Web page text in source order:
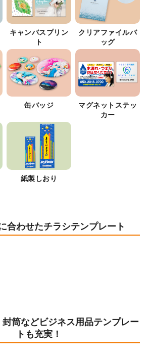
キャンバスプリン
ト
クリアファイルバ
ッグ
缶バッジ
マグネットステッ
カー
紙製しおり
合わせたチラシテンプレート
筒などビジネス用品テンプレー
トも充実！